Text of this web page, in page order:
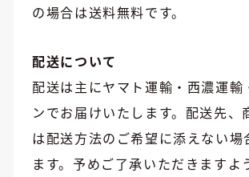
の場合は送料無料です。
配送について
配送は主にヤマト運輸・西濃運輸
ンでお届けいたします。配送先、
は配送方法のご希望に添えない場
ます。予めご了承いただきますよ